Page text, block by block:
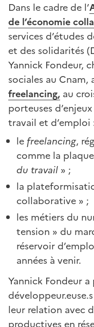
Dans le cadre de l’
de l’économie
services d’études
et des solidarités
Yannick Fondeur,
sociales au Cnam,
freelancing, au
porteuses
travail et d’emploi
le freelancing,
comme la
du travail » ;
la
collaborative » ;
les métiers du
tension » du
réservoir
années à venir.
Yannick Fondeur
leur relation avec
productives en